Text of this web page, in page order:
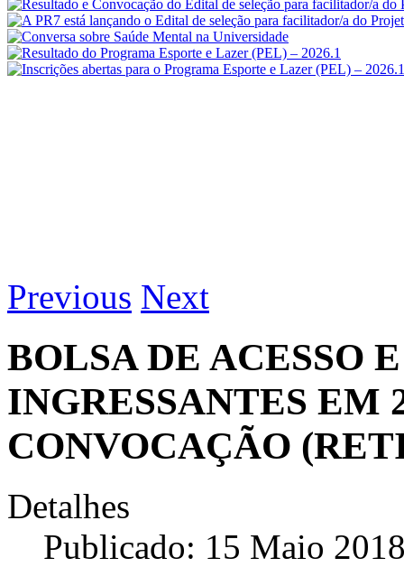
Previous Next
BOLSA DE ACESSO
INGRESSANTES EM
CONVOCAÇÃO
Detalhes
Publicado: 15 Maio